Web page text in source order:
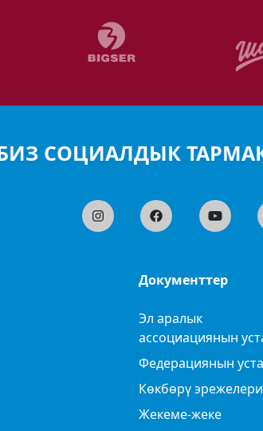
СОЦИАЛДЫК
Документтер
Эл аралык
ассоциациянын
Федерациянын
Көкбөрү эрежелери
Жекеме-жеке